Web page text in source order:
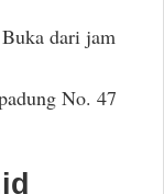
dari jam
No. 47